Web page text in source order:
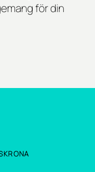
för din